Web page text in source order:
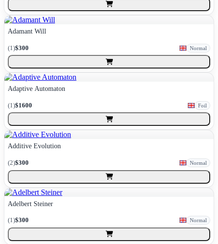
Adamant Will
(1)$300 Normal
Adaptive Automaton
(1)$1600 Foil
Additive Evolution
(2)$300 Normal
Adelbert Steiner
(1)$300 Normal